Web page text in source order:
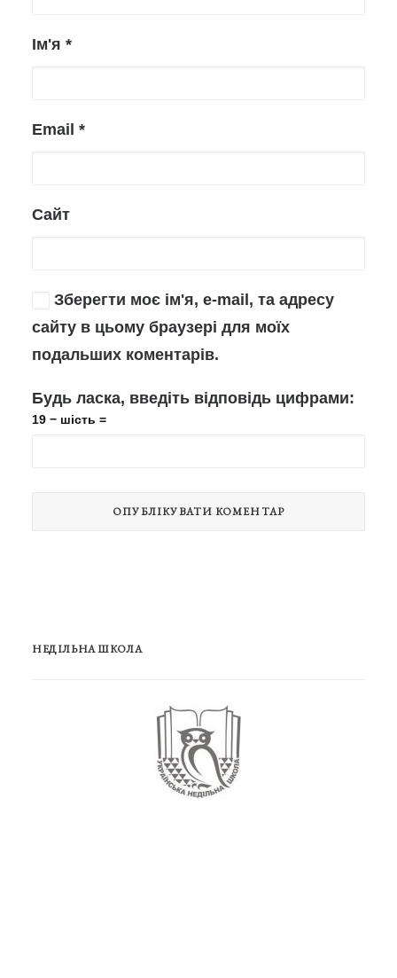
Ім'я *
Email *
Сайт
Зберегти моє ім'я, e-mail, та адресу
сайту в цьому браузері для моїх
подальших коментарів.
Будь ласка, введіть відповідь цифрами:
19 − шість =
НЕДІЛЬНА ШКОЛА